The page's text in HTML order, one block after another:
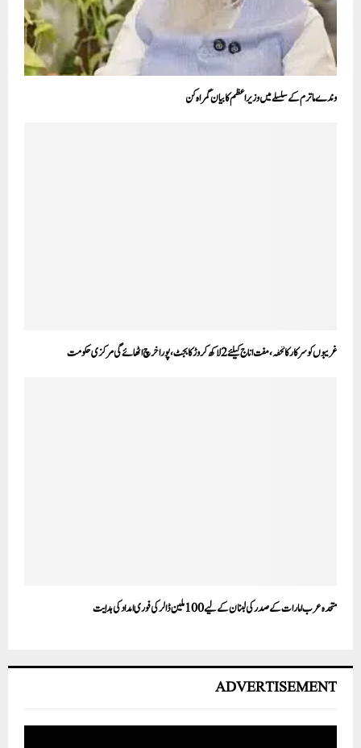
وندے ماتر م کے سلسلے میں وزیر اعظم کا بیان گمراہ کن
غریبوں کو سرکار کا تحفہ، مفت اناج کیلئے 2 لاکھ کروڑ کا بجٹ، پورا خرچ اٹھائے گی مرکزی حکومت
متحدہ عرب امارات کے صدر کی لبنان کے لیے 100 ملین ڈالر کی فوری امداد کی ہدایت
ADVERTISEMENT